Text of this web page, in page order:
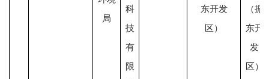
局
科
技
有
限
东开发
区）
（振
东开
发
区）